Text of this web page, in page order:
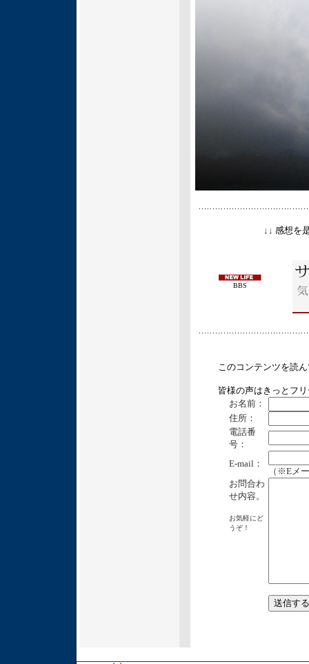
↓↓ 感想を
BBS
このコンテンツを読
皆様の声はきっとフ
お名前：
住所：
電話番
号：
E-mail：
（※Eメ
お問合わ
せ内容。
お気軽にど
うぞ！